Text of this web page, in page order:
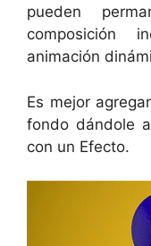
pueden
composición
animación
Es mejor
fondo dándole
con un Efecto.